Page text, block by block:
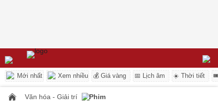
Mới nhất Xem nhiều 💰 Giá vàng 📅 Lịch âm ☀️ Thời tiết
Văn hóa - Giải trí Phim